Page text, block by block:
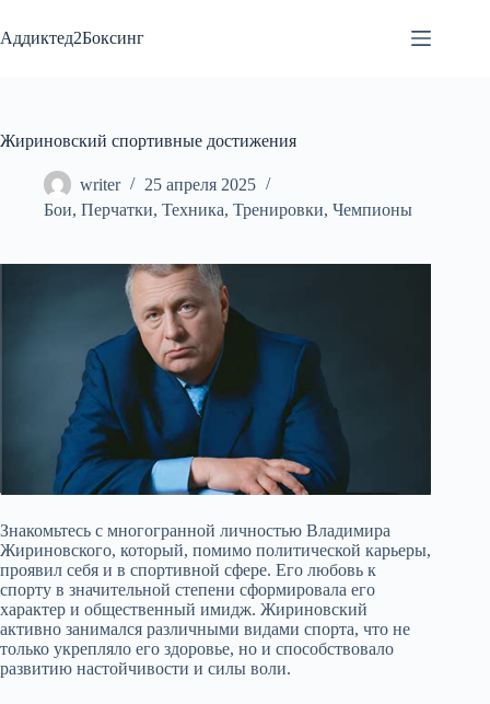
к
сути
Аддиктед2Боксинг
Жириновский спортивные достижения
writer
25 апреля 2025
Бои, Перчатки, Техника, Тренировки, Чемпионы
Знакомьтесь с многогранной личностью Владимира
Жириновского, который, помимо политической карьеры,
проявил себя и в спортивной сфере. Его любовь к
спорту в значительной степени сформировала его
характер и общественный имидж. Жириновский
активно занимался различными видами спорта, что не
только укрепляло его здоровье, но и способствовало
развитию настойчивости и силы воли.